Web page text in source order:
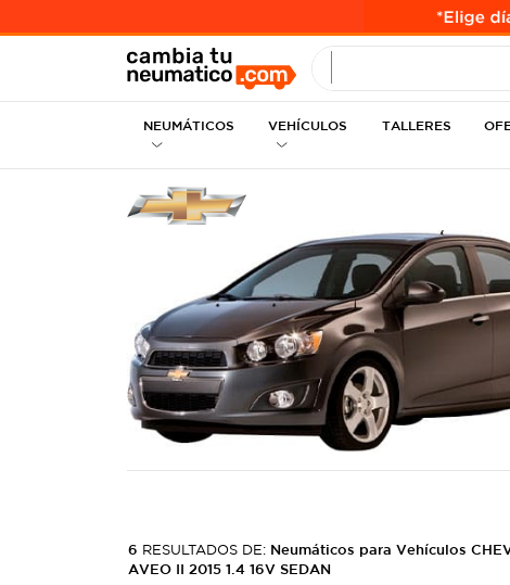
NEUMÁTICOS VEHÍCULOS TALLERES
6 RESULTADOS DE: Neumáticos para Vehículos
AVEO II 2015 1.4 16V SEDAN